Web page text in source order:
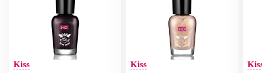
Kiss Kiss